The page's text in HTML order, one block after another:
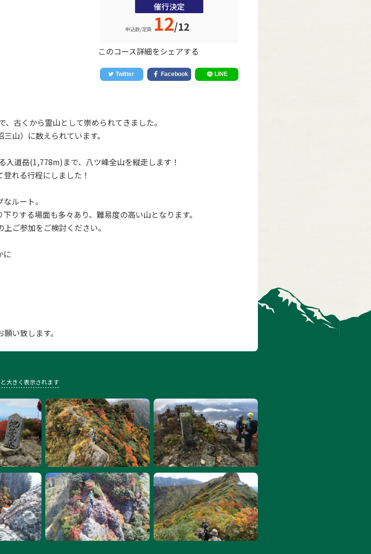
催行決定
申込数/定員 12/12
このコース詳細をシェアする
古くから霊山として崇められてきました。
山）に数えられています。
入道岳(1,778m)まで、八ツ峰全山を縦走します！
れる行程にしました！
ルート。
りする場面も多々あり、難易度の高い山となります。
ご参加をご検討ください。
に
い致します。
大きく表示されます